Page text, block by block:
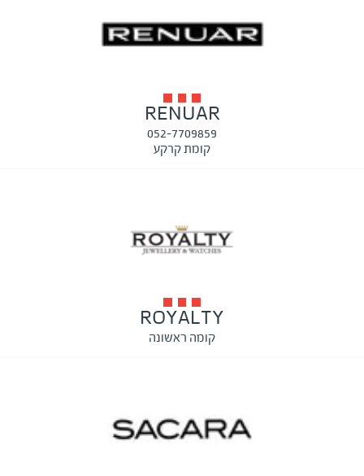
RENUAR
052-7709859
קומת קרקע
ROYALTY
קומה ראשונה